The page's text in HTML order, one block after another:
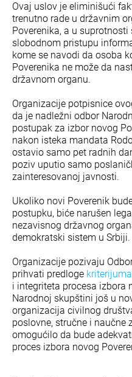
Ovaj uslov je eliminišući
trenutno rade u državnim
Poverenika, a u
slobodnom pristupu
kome se navodi da osoba
Poverenika ne može da
državnom organu.
Organizacije potpisnice
da je nadležni odbor
postupak za izbor novog
nakon isteka mandata
ostavio samo pet radnih
poziv uputio samo
zainteresovanoj javnosti.
Ukoliko novi Poverenik
postupku, biće narušen
nezavisnog državnog
demokratski sistem u Srbiji.
Organizacije pozivaju
prihvati predloge kriterijuma
i integriteta procesa izbora
Narodnoj skupštini još u
organizacija civilnog
poslovne, stručne i naučne
omogućilo da bude
proces izbora novog